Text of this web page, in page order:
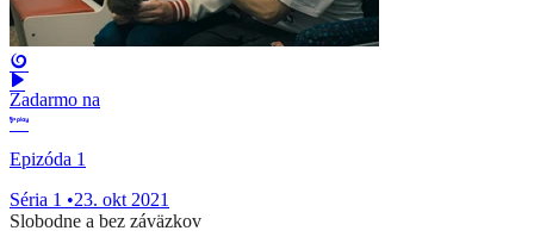
Zadarmo na
Epizóda 1
Séria 1 •23. okt 2021
Slobodne a bez záväzkov